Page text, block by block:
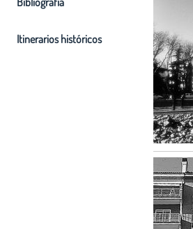
Itinerarios históricos